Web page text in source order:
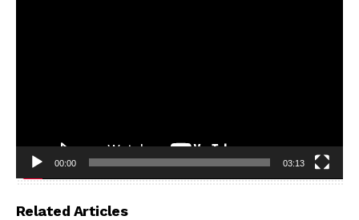
Player
00:00 03:13
Related Articles